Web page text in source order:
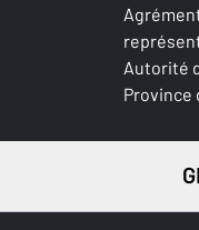
MATIÈRE CROSSE
Turkish Grade 2
PENTE AU BUSC (MM)
Autorité
Province